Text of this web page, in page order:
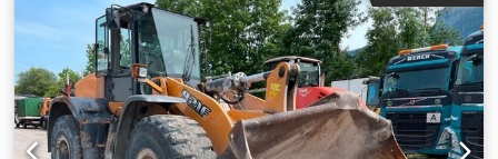
propietario: siempre en manos de la administración
estatal de parques, de 2005 a 2017 y de 2017 a 2026.
Tracción total. Motor turbodiésel de 4 cilindros con 4485 cc
y 91 CV. Gran transmisión Hi-LO de 24 velocidades: 4
marchas en 3 gamas, 2 escalonamientos bajo carga y
reversor bajo carga. 40 km/h. Instalación de aire